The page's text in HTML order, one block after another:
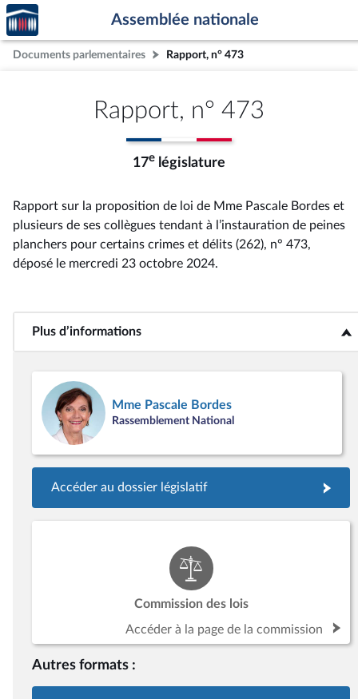
Aller au contenu
Aller en bas de la page
Accèder
à la
page
d'accueil
Assemblée nationale
Documents parlementaires Rapport, n° 473
Rapport, n° 473
17e législature
Rapport sur la proposition de loi de Mme Pascale Bordes et
plusieurs de ses collègues tendant à l’instauration de peines
planchers pour certains crimes et délits (262), n° 473,
déposé le mercredi 23 octobre 2024.
Plus d’informations<b>Plus d’informations</b>
Mme Pascale Bordes
Rassemblement National
Accéder au dossier législatif
Commission des lois
Accéder à la page de la commission
Autres formats :